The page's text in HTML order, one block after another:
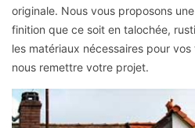
originale. Nous vous proposons
finition que ce soit en talochée,
les matériaux nécessaires pour
nous remettre votre projet.